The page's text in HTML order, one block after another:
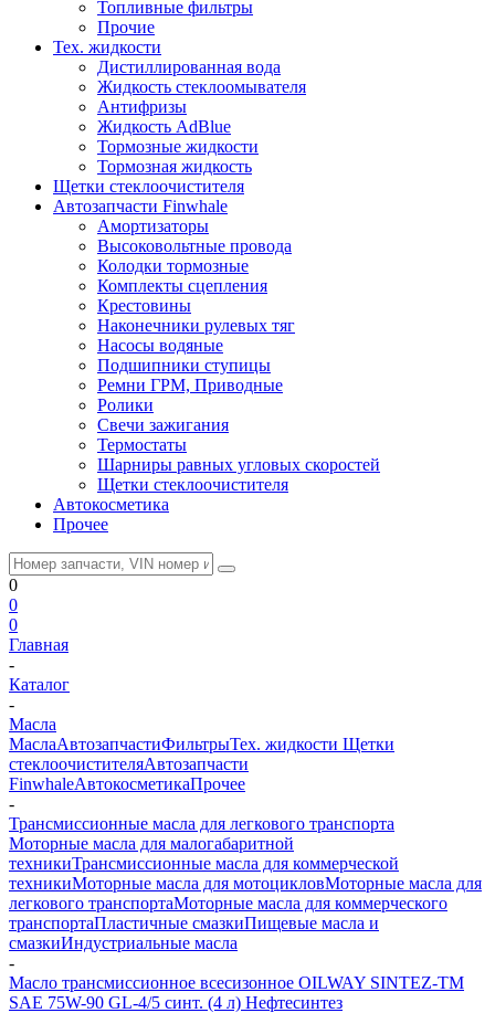
Топливные фильтры
Прочие
Тех. жидкости
Дистиллированная вода
Жидкость стеклоомывателя
Антифризы
Жидкость AdBlue
Тормозные жидкости
Тормозная жидкость
Щетки стеклоочистителя
Автозапчасти Finwhale
Амортизаторы
Высоковольтные провода
Колодки тормозные
Комплекты сцепления
Крестовины
Наконечники рулевых тяг
Насосы водяные
Подшипники ступицы
Ремни ГРМ, Приводные
Ролики
Свечи зажигания
Термостаты
Шарниры равных угловых скоростей
Щетки стеклоочистителя
Автокосметика
Прочее
0
0
0
Главная
-
Каталог
-
Масла
МаслаАвтозапчастиФильтрыТех. жидкости Щетки
стеклоочистителяАвтозапчасти
FinwhaleАвтокосметикаПрочее
-
Трансмиссионные масла для легкового транспорта
Моторные масла для малогабаритной
техникиТрансмиссионные масла для коммерческой
техникиМоторные масла для мотоцикловМоторные масла для
легкового транспортаМоторные масла для коммерческого
транспортаПластичные смазкиПищевые масла и
смазкиИндустриальные масла
-
Масло трансмиссионное всесизонное OILWAY SINTEZ-TM
SAE 75W-90 GL-4/5 синт. (4 л) Нефтесинтез